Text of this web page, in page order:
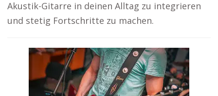
Akustik-Gitarre in deinen Alltag zu integrieren
und stetig Fortschritte zu machen.